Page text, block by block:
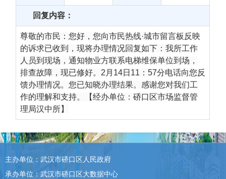
回复内容：
尊敬的市民：您好，您向市民热线·城市留言板反映
的诉求已收到，现将办理情况回复如下：我所工作
人员到现场，通知物业方联系电梯维保单位到场，
排查故障，现已修好。2月14日11：57分电话向您反
馈办理情况。您已知晓办理结果。感谢您对我们工
作的理解和支持。【经办单位：硚口区市场监督管
理局汉中所】
主办单位：武汉市硚口区人民政府
承办单位：武汉市硚口区大数据中心